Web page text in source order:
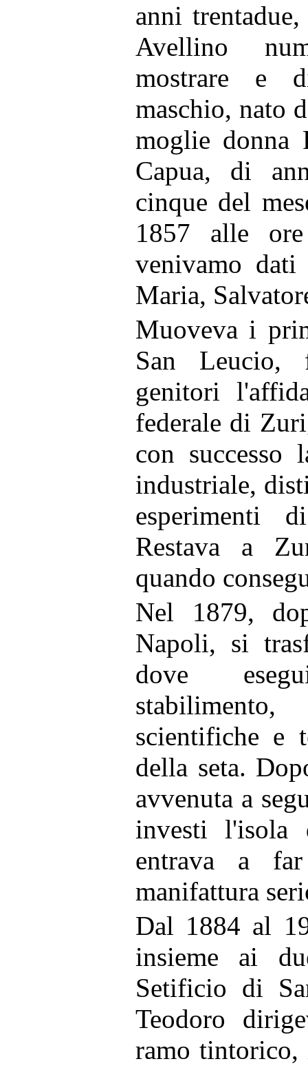
anni
Avellino
mostrare e
maschio, nato
moglie donna
Capua, di
cinque del
1857 alle
venivamo
Maria,
Muoveva i
San
genitori
federale di
con successo
industriale,
esperimenti
Restava a
quando
Nel 1879,
Napoli, si
dove
scientifiche e
della seta.
avvenuta a
investi l'isola
entrava a
manifattura
Dal 1884 al
insieme ai
Setificio di
Teodoro
ramo